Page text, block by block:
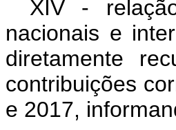
XIV -
nacionais e
diretamente
contribuições
e 2017,